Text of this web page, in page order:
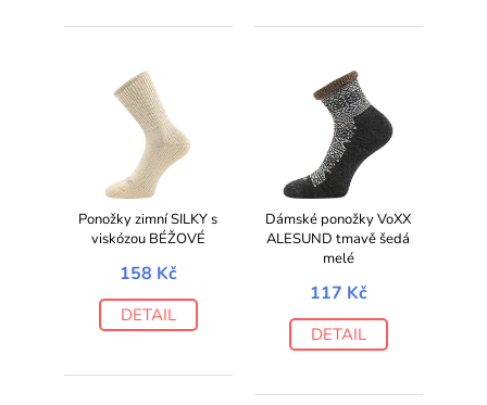
Ponožky zimní SILKY s
viskózou BÉŽOVÉ
158 Kč
DETAIL
Dámské ponožky VoXX
ALESUND tmavě šedá
melé
117 Kč
DETAIL